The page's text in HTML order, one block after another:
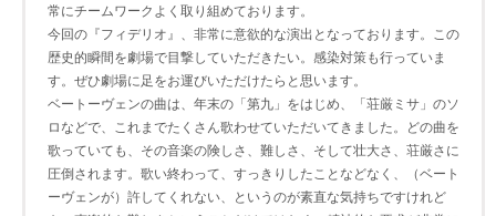
常にチームワークよく取り組めております。
今回の『フィデリオ』、非常に意欲的な演出となっております。この
歴史的瞬間を劇場で目撃していただきたい。感染対策も行っていま
す。ぜひ劇場に足をお運びいただけたらと思います。
ベートーヴェンの曲は、年末の「第九」をはじめ、「荘厳ミサ」のソ
ロなどで、これまでたくさん歌わせていただいてきました。どの曲を
歌っていても、その音楽の険しさ、難しさ、そして壮大さ、荘厳さに
圧倒されます。歌い終わって、すっきりしたことなどなく、（ベート
ーヴェンが）許してくれない、というのが素直な気持ちですけれど